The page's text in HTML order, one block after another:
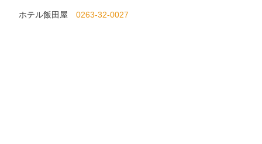
ホテル飯田屋 0263-32-0027